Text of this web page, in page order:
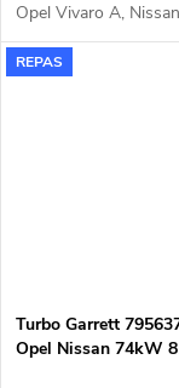
Opel Vivaro A, Nissan
Primastar s 66kW,
REPAS
Turbo Garrett
Opel Nissan 74kW